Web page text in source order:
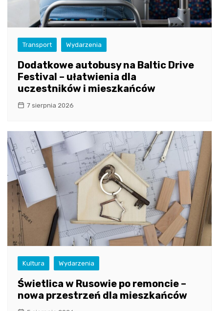
Transport Wydarzenia
Dodatkowe autobusy na Baltic Drive
Festival – ułatwienia dla
uczestników i mieszkańców
7 sierpnia 2026
Kultura Wydarzenia
Świetlica w Rusowie po remoncie –
nowa przestrzeń dla mieszkańców